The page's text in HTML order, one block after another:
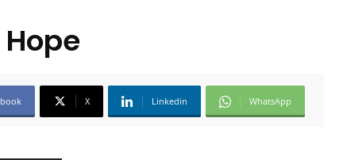
X Linkedin WhatsApp